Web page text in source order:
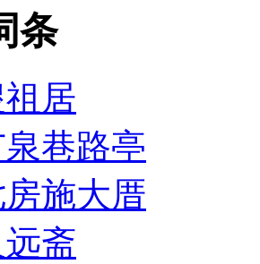
条
居
巷路亭
施大厝
斋